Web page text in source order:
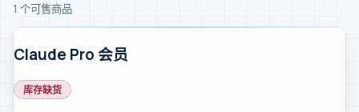
1 个可售商品
Claude Pro 会员
库存缺货